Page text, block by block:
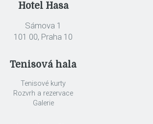
Hotel Hasa
Sámova 1
101 00, Praha 10
Tenisová hala
Tenisové kurty
Rozvrh a rezervace
Galerie